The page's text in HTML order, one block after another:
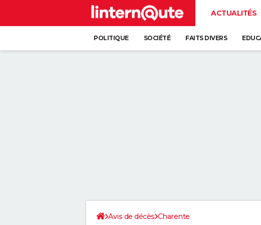
ACTUALITÉS
POLITIQUE SOCIÉTÉ FAITS DIVERS
Avis de décès Charente